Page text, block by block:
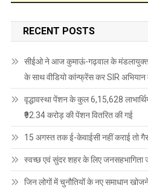
RECENT POSTS
सीईओ ने आज कुमाऊं-गढ़वाल के मंडलायुक्तों
के साथ वीडियो कांन्फ्रेंस कर SIR अभियान
वृद्धावस्था पेंशन के कुल 6,15,628
₹92.34 करोड़ की पेंशन वितरित की गई
15 अगस्त तक ई-केवाईसी नहीं कराई तो
स्वच्छ एवं सुंदर शहर के लिए जनसहभागिता
जिन लोगों में चुनौतियों के नए समाधान